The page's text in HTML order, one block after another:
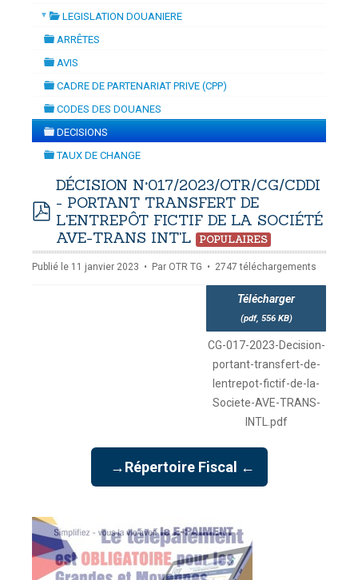
CADASTRE &
ACTUALITES
DOCUMENTATION
Toute la Documentation
CONTACT
Contactez OTR
-mardi, 14 juillet 2026 10:30
▼ LEGISLATION DOUANIERE
ARRÊTES
AVIS
CADRE DE PARTENARIAT PRIVE (CPP)
folder
CODES DES DOUANES
folder
DECISIONS
TAUX DE CHANGE
pdf
DÉCISION N°017/2023/OTR/CG/CDDI
- PORTANT TRANSFERT DE
L'ENTREPÔT FICTIF DE LA SOCIÉTÉ
AVE-TRANS INT'L
POPULAIRES
Publié le 11 janvier 2023 Par OTR TG 2747 téléchargements
Télécharger
(pdf, 556 KB)
CG-017-2023-Decision-
portant-transfert-de-
lentrepot-fictif-de-la-
Societe-AVE-TRANS-
INTL.pdf
→Répertoire Fiscal ←